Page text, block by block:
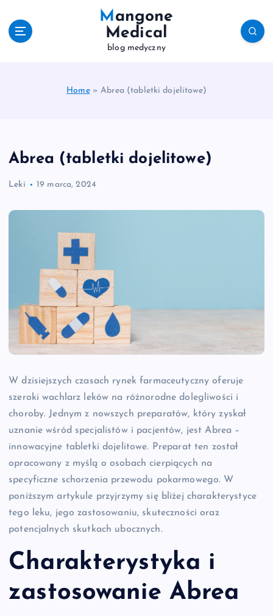
Mangone
Medical
blog medyczny
Home»Abrea (tabletki dojelitowe)
Abrea (tabletki dojelitowe)
Leki 19 marca, 2024
W dzisiejszych czasach rynek farmaceutyczny oferuje
szeroki wachlarz leków na różnorodne dolegliwości i
choroby. Jednym z nowszych preparatów, który zyskał
uznanie wśród specjalistów i pacjentów, jest Abrea –
innowacyjne tabletki dojelitowe. Preparat ten został
opracowany z myślą o osobach cierpiących na
specyficzne schorzenia przewodu pokarmowego. W
poniższym artykule przyjrzymy się bliżej charakterystyce
tego leku, jego zastosowaniu, skuteczności oraz
potencjalnych skutkach ubocznych.
Charakterystyka i
zastosowanie Abrea